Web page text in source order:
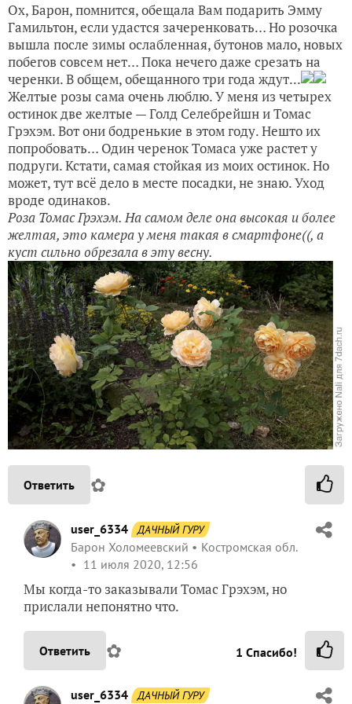
Ох, Барон, помнится, обещала Вам подарить Эмму
Гамильтон, если удастся зачеренковать… Но розочка
вышла после зимы ослабленная, бутонов мало, новых
побегов совсем нет… Пока нечего даже срезать на
черенки. В общем, обещанного три года ждут...
Желтые розы сама очень люблю. У меня из четырех
остинок две желтые — Голд Селебрейшн и Томас
Грэхэм. Вот они бодренькие в этом году. Нешто их
попробовать… Один черенок Томаса уже растет у
подруги. Кстати, самая стойкая из моих остинок. Но
может, тут всё дело в месте посадки, не знаю. Уход
вроде одинаков.
Роза Томас Грэхэм. На самом деле она высокая и более
желтая, это камера у меня такая в смартфоне((, а
куст сильно обрезала в эту весну.
Ответить ✿
user_6334 ДАЧНЫЙ ГУРУ
Барон Холомеевский
Костромская обл.
11 июля 2020, 12:56
Мы когда-то заказывали Томас Грэхэм, но
прислали непонятно что.
Ответить ✿ 1 Спасибо!
user_6334 ДАЧНЫЙ ГУРУ